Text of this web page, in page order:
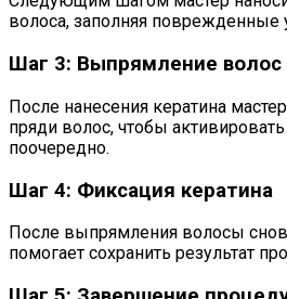
волоса, заполняя поврежденные
Шаг 3: Выпрямление волос
После нанесения кератина
пряди волос, чтобы
поочередно.
Шаг 4: Фиксация кератина
После выпрямления волосы
помогает сохранить результат